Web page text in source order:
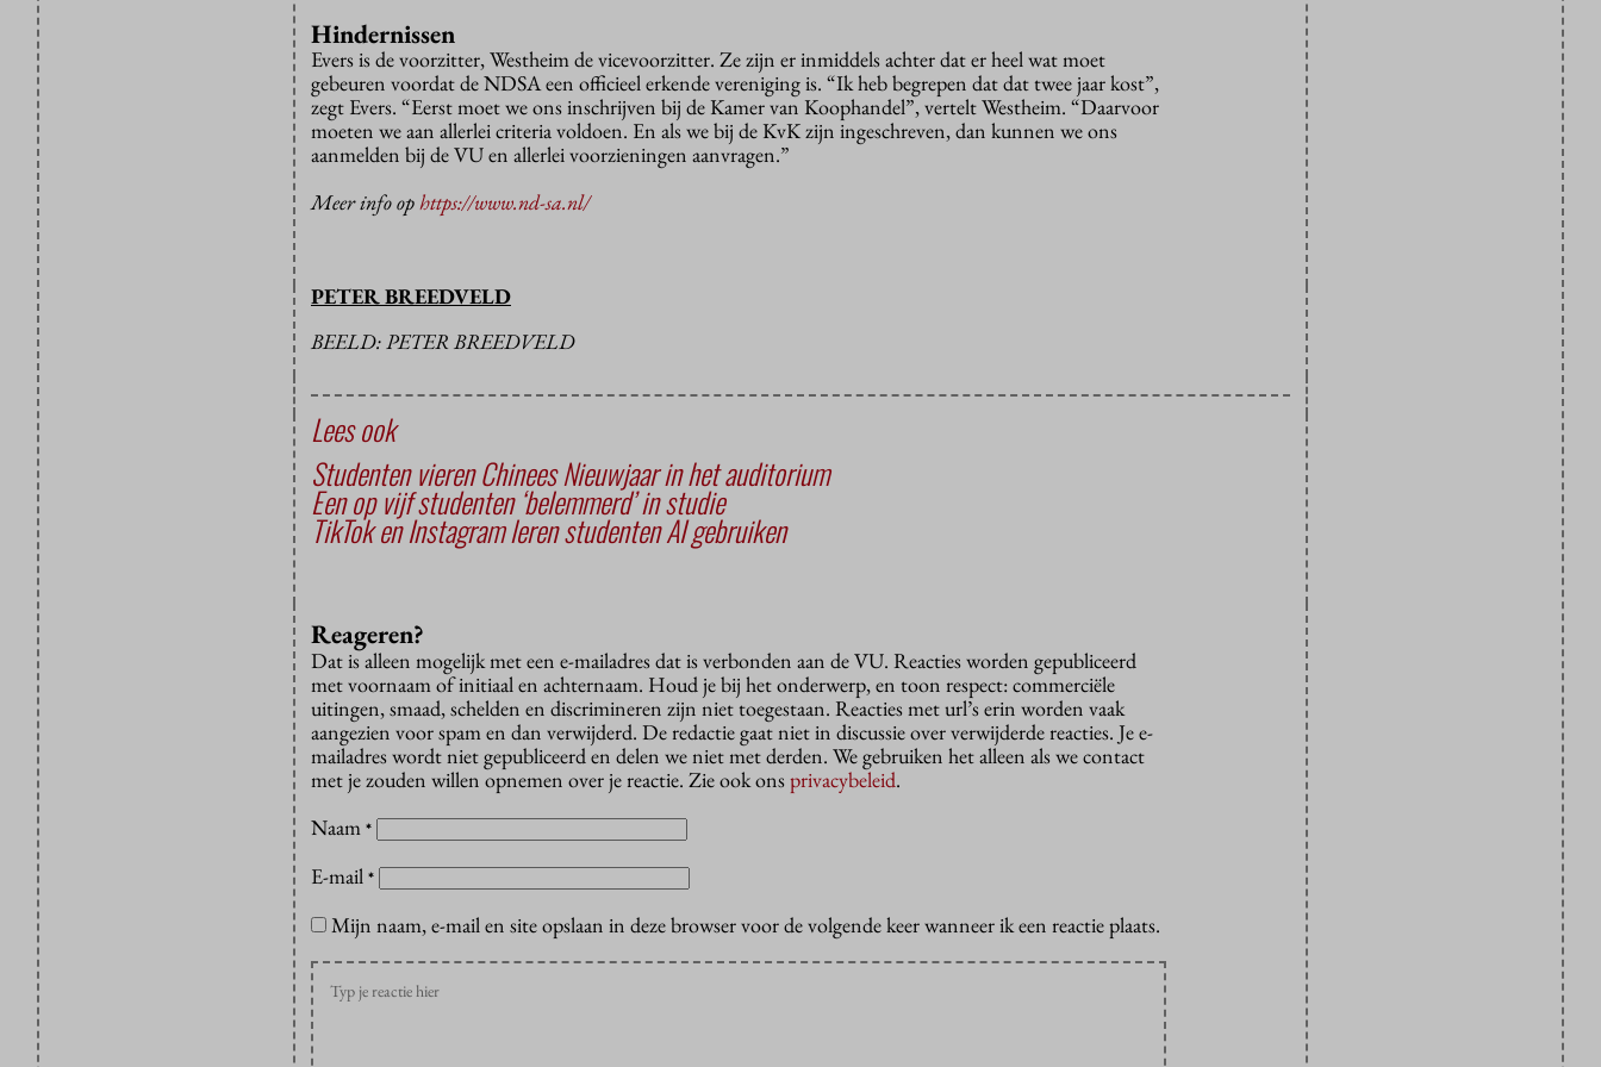
Hindernissen
Evers is de voorzitter, Westheim de vicevoorzitter. Ze zijn er inmiddels achter dat er heel wat moet
gebeuren voordat de NDSA een officieel erkende vereniging is. “Ik heb begrepen dat dat twee jaar kost”,
zegt Evers. “Eerst moet we ons inschrijven bij de Kamer van Koophandel”, vertelt Westheim. “Daarvoor
moeten we aan allerlei criteria voldoen. En als we bij de KvK zijn ingeschreven, dan kunnen we ons
aanmelden bij de VU en allerlei voorzieningen aanvragen.”
Meer info ophttps://www.nd-sa.nl/
PETER BREEDVELD
BEELD: PETER BREEDVELD
Lees ook
Studenten vieren Chinees Nieuwjaar in het auditorium
Een op vijf studenten ‘belemmerd’ in studie
TikTok en Instagram leren studenten AI gebruiken
Reageren?
Dat is alleen mogelijk met een e-mailadres dat is verbonden aan de VU. Reacties worden gepubliceerd
met voornaam of initiaal en achternaam. Houd je bij het onderwerp, en toon respect: commerciële
uitingen, smaad, schelden en discrimineren zijn niet toegestaan. Reacties met url’s erin worden vaak
aangezien voor spam en dan verwijderd. De redactie gaat niet in discussie over verwijderde reacties. Je e-
mailadres wordt niet gepubliceerd en delen we niet met derden. We gebruiken het alleen als we contact
met je zouden willen opnemen over je reactie. Zie ook onsprivacybeleid.
Naam *
E-mail *
Mijn naam, e-mail en site opslaan in deze browser voor de volgende keer wanneer ik een reactie plaats.